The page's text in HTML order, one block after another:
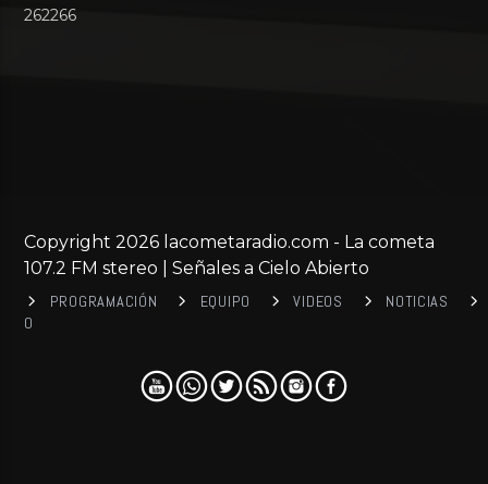
262266
Copyright 2026 lacometaradio.com - La cometa
107.2 FM stereo | Señales a Cielo Abierto
PROGRAMACIÓN EQUIPO VIDEOS
NOTICIAS
0